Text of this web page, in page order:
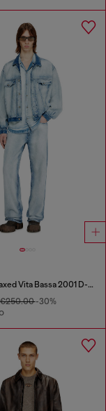
Jeans Relaxed Vita Bassa 2001 D-Macro
€250.00-30%